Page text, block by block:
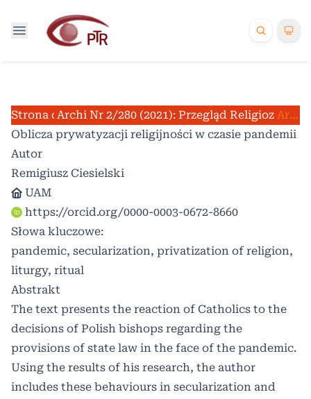
Strona domowa /
Archiwum /
Nr 2/280 (2021): Przegląd
Artykuły
Oblicza prywatyzacji religijności w czasie pandemii
Autor
Remigiusz Ciesielski
UAM
https://orcid.org/0000-0003-0672-8660
Słowa kluczowe:
pandemic, secularization, privatization of religion,
liturgy, ritual
Abstrakt
The text presents the reaction of Catholics to the
decisions of Polish bishops regarding the
provisions of state law in the face of the pandemic.
Using the results of his research, the author
includes these behaviours in secularization and